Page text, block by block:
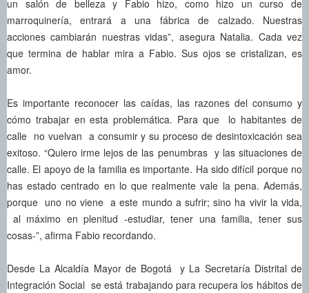
un salón de belleza y Fabio hizo, como hizo un curso de
marroquinería, entrará a una fábrica de calzado. Nuestras
acciones cambiarán nuestras vidas”, asegura Natalia. Cada vez
que termina de hablar mira a Fabio. Sus ojos se cristalizan, es
amor.
Es importante reconocer las caídas, las razones del consumo y
cómo trabajar en esta problemática. Para que lo habitantes de
calle no vuelvan a consumir y su proceso de desintoxicación sea
exitoso. “Quiero irme lejos de las penumbras y las situaciones de
calle. El apoyo de la familia es importante. Ha sido difícil porque no
has estado centrado en lo que realmente vale la pena. Además,
porque uno no viene a este mundo a sufrir; sino ha vivir la vida,
al máximo en plenitud -estudiar, tener una familia, tener sus
cosas-”, afirma Fabio recordando.
Desde La Alcaldía Mayor de Bogotá y La Secretaría Distrital de
Integración Social se está trabajando para recupera los hábitos de